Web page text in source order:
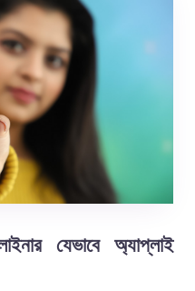
যেভাবে অ্যাপ্লাই